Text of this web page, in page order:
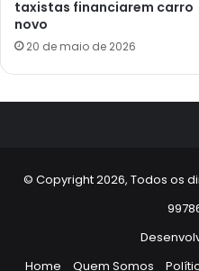
taxistas financiarem carro
novo
20 de maio de 2026
© Copyright 2026, Todos os
Home
Quem Somos